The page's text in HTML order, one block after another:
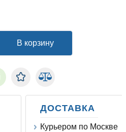
В корзину
ДОСТАВКА
Курьером по Москве